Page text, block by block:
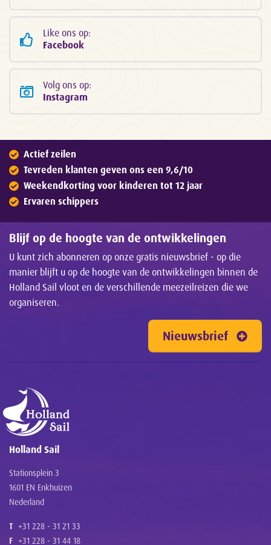
Like ons op:
Facebook
Volg ons op:
Instagram
Actief zeilen
Tevreden klanten geven ons een 9,6/10
Weekendkorting voor kinderen tot 12 jaar
Ervaren schippers
Blijf op de hoogte van de ontwikkelingen
U kunt zich abonneren op onze gratis nieuwsbrief - op die
manier blijft u op de hoogte van de ontwikkelingen binnen de
Holland Sail vloot en de verschillende meezeilreizen die we
organiseren.
Nieuwsbrief
Holland Sail
Stationsplein 3
1601 EN Enkhuizen
Nederland
T +31 228 - 31 21 33
F +31 228 - 31 44 18